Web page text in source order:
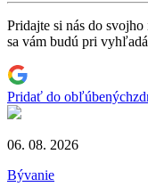
Pridajte si nás do
sa vám budú pri
Pridať do obľúbených
06. 08. 2026
Bývanie